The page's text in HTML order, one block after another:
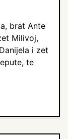
brat Ante
Milivoj,
i zet
te